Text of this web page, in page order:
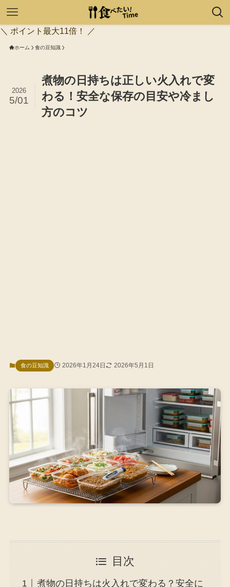
＼ ポイント最大11倍！ ／
ホーム 食の豆知識
煮物の日持ちは正しい火入れで変
わる！安全な保存の目安や冷まし
方のコツ
2026
5/01
食の豆知識 2026年1月24日 2026年5月1日
目次
煮物の日持ちは火入れで変わる？安全に